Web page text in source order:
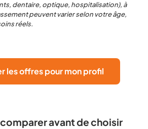
dentaire, optique, hospitalisation), à
peuvent varier selon votre âge,
réels.
les offres pour mon profil
avant de choisir